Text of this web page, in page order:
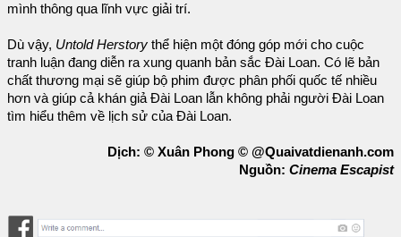
mình thông qua lĩnh vực giải trí.
Dù vậy, Untold Herstory thể hiện một đóng góp mới cho cuộc
tranh luận đang diễn ra xung quanh bản sắc Đài Loan. Có lẽ bản
chất thương mại sẽ giúp bộ phim được phân phối quốc tế nhiều
hơn và giúp cả khán giả Đài Loan lẫn không phải người Đài Loan
tìm hiểu thêm về lịch sử của Đài Loan.
Dịch: © Xuân Phong © @Quaivatdienanh.com
Nguồn: Cinema Escapist